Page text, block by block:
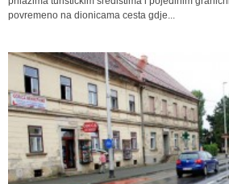
povremeno na dionicama cesta gdje...